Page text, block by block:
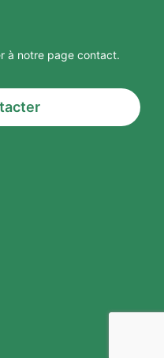
à notre page contact.